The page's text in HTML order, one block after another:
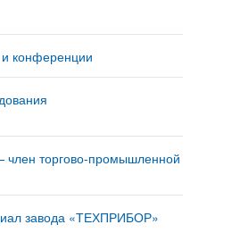
конференции
торгово-промышленной
завода «ТЕХПРИБОР»